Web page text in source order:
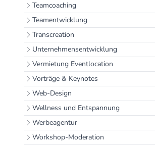
Teamcoaching
Teamentwicklung
Transcreation
Unternehmensentwicklung
Vermietung Eventlocation
Vorträge & Keynotes
Web-Design
Wellness und Entspannung
Werbeagentur
Workshop-Moderation